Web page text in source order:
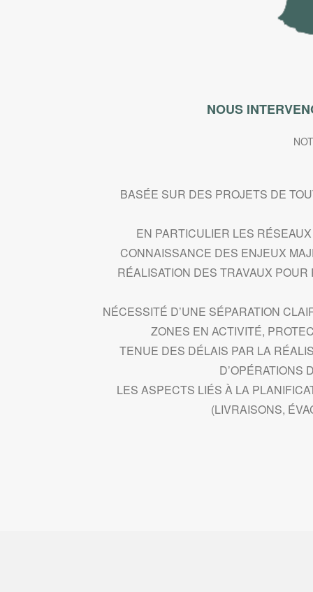
NOUS
BASÉE SUR DES PROJETS DE
EN PARTICULIER LES
CONNAISSANCE DES ENJEUX
RÉALISATION DES TRAVAUX
NÉCESSITÉ D’UNE SÉPARATION
ZONES EN ACTIVITÉ,
TENUE DES DÉLAIS PAR LA
D’OPÉRATIONS
LES ASPECTS LIÉS À LA
(LIVRAISONS,